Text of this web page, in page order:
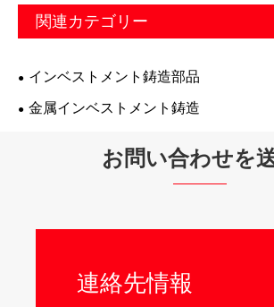
関連カテゴリー
インベストメント鋳造部品
金属インベストメント鋳造
お問い合わせを
連絡先情報